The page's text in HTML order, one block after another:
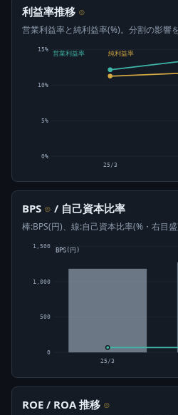
利益率推移 ⊙
営業利益率と純利益率(%)。分割の影響
0%
5%
10%
15%
営業利益率 純利益率
25/3
BPS ⊙ / 自己資本比率
棒:BPS(円)、線:自己資本比率(%・右目
0
500
1,000
1,500
25/3
BPS(円)
ROE / ROA 推移 ⊙